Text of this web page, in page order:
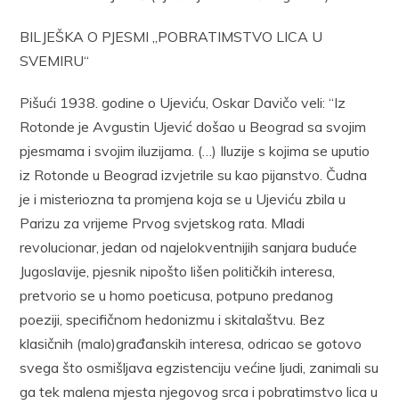
BILJEŠKA O PJESMI „POBRATIMSTVO LICA U
SVEMIRU“
Pišući 1938. godine o Ujeviću, Oskar Davičo veli: “Iz
Rotonde je Avgustin Ujević došao u Beograd sa svojim
pjesmama i svojim iluzijama. (…) Iluzije s kojima se uputio
iz Rotonde u Beograd izvjetrile su kao pijanstvo. Čudna
je i misteriozna ta promjena koja se u Ujeviću zbila u
Parizu za vrijeme Prvog svjetskog rata. Mladi
revolucionar, jedan od najelokventnijih sanjara buduće
Jugoslavije, pjesnik nipošto lišen političkih interesa,
pretvorio se u homo poeticusa, potpuno predanog
poeziji, specifičnom hedonizmu i skitalaštvu. Bez
klasičnih (malo)građanskih interesa, odricao se gotovo
svega što osmišljava egzistenciju većine ljudi, zanimali su
ga tek malena mjesta njegovog srca i pobratimstvo lica u